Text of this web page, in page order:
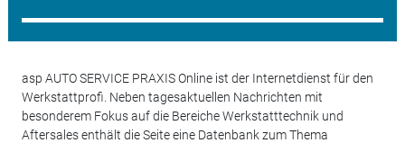
asp AUTO SERVICE PRAXIS Online ist der Internetdienst für den
Werkstattprofi. Neben tagesaktuellen Nachrichten mit
besonderem Fokus auf die Bereiche Werkstatttechnik und
Aftersales enthält die Seite eine Datenbank zum Thema